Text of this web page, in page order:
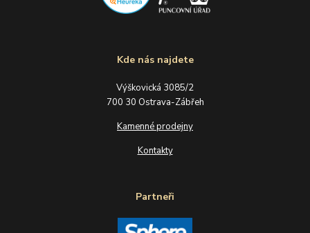
Kde nás najdete
Výškovická 3085/2
700 30 Ostrava-Zábřeh
Kamenné prodejny
Kontakty
Partneři